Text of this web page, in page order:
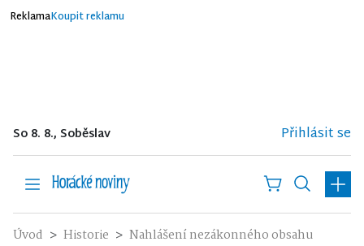
ReklamaKoupit reklamu
So 8. 8., Soběslav Přihlásit se
Úvod Historie Nahlášení nezákonného obsahu